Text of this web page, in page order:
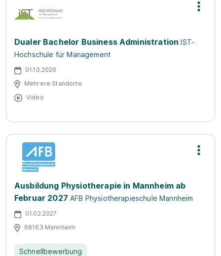
Dualer Bachelor Business Administration IST-
Hochschule für Management
01.10.2026
Mehrere Standorte
Video
Ausbildung Physiotherapie in Mannheim ab
Februar 2027 AFB Physiotherapieschule Mannheim
01.02.2027
68163 Mannheim
Schnellbewerbung